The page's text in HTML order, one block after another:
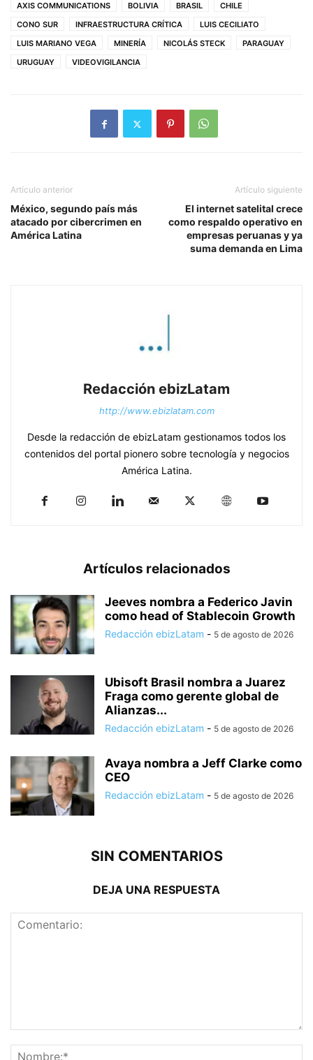
AXIS COMMUNICATIONS
BOLIVIA BRASIL
CHILE
CONO SUR
INFRAESTRUCTURA CRÍTICA
LUIS CECILIATO
LUIS MARIANO VEGA
MINERÍA NICOLÁS STECK
PARAGUAY
URUGUAY
VIDEOVIGILANCIA
Artículo anterior
México, segundo país más
atacado por cibercrimen en
América Latina
Artículo siguiente
El internet satelital crece
como respaldo operativo en
empresas peruanas y ya
suma demanda en Lima
Redacción ebizLatam
http://www.ebizlatam.com
Desde la redacción de ebizLatam gestionamos todos los
contenidos del portal pionero sobre tecnología y negocios
América Latina.
Artículos relacionados
Jeeves nombra a Federico Javin
como head of Stablecoin Growth
Redacción ebizLatam - 5 de agosto de 2026
Ubisoft Brasil nombra a Juarez
Fraga como gerente global de
Alianzas...
Redacción ebizLatam - 5 de agosto de 2026
Avaya nombra a Jeff Clarke como
CEO
Redacción ebizLatam - 5 de agosto de 2026
SIN COMENTARIOS
DEJA UNA RESPUESTA